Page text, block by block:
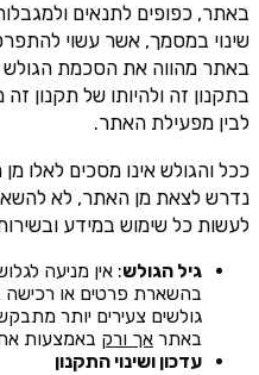
באתר, כפופים לתנאים
שינוי במסמך, אשר עשוי
באתר מהווה את הסכמת הגולש
בתקנון זה ולהיותו של תקנון
לבין מפעילת האתר.
ככל והגולש אינו מסכים לאלו
נדרש לצאת מן האתר, לא
לעשות כל שימוש במידע
גיל הגולש: אין מניעה
גולשים צעירים יותר
באתר אך ורק באמצעות
עדכון ושינוי התקנון